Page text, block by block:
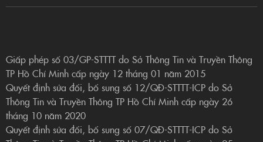
Giấp phép số 03/GP-STTTT do Sở Thông Tin và Truyền Thông
TP Hồ Chí Minh cấp ngày 12 tháng 01 năm 2015
Quyết định sửa đổi, bổ sung số 12/QĐ-STTTT-ICP do Sở
Thông Tin và Truyền Thông TP Hồ Chí Minh cấp ngày 26
tháng 10 năm 2020
Quyết định sửa đổi, bổ sung số 07/QĐ-STTTT-ICP do Sở